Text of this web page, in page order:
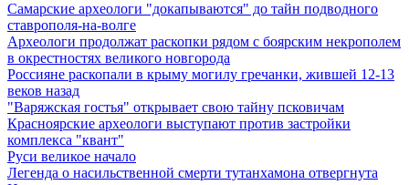
Самарские археологи "докапываются" до тайн подводного
ставрополя-на-волге
Археологи продолжат раскопки рядом с боярским некрополем
в окрестностях великого новгорода
Россияне раскопали в крыму могилу гречанки, жившей 12-13
веков назад
"Варяжская гостья" открывает свою тайну псковичам
Красноярские археологи выступают против застройки
комплекса "квант"
Руси великое начало
Легенда о насильственной смерти тутанхамона отвергнута